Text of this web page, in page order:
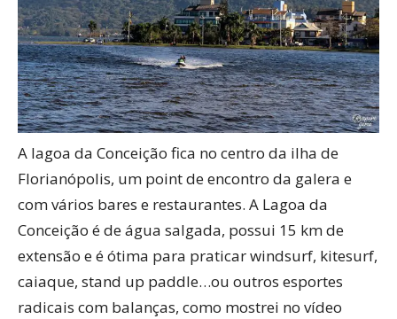
A lagoa da Conceição fica no centro da ilha de
Florianópolis, um point de encontro da galera e
com vários bares e restaurantes. A Lagoa da
Conceição é de água salgada, possui 15 km de
extensão e é ótima para praticar windsurf, kitesurf,
caiaque, stand up paddle…ou outros esportes
radicais com balanças, como mostrei no vídeo